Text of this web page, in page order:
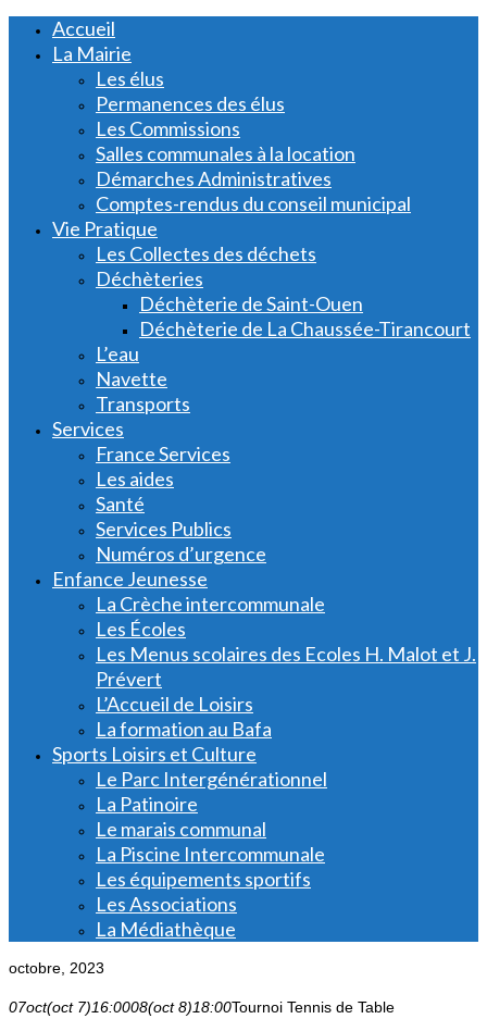
Accueil
La Mairie
Les élus
Permanences des élus
Les Commissions
Salles communales à la location
Démarches Administratives
Comptes-rendus du conseil municipal
Vie Pratique
Les Collectes des déchets
Déchèteries
Déchèterie de Saint-Ouen
Déchèterie de La Chaussée-Tirancourt
L’eau
Navette
Transports
Services
France Services
Les aides
Santé
Services Publics
Numéros d’urgence
Enfance Jeunesse
La Crèche intercommunale
Les Écoles
Les Menus scolaires des Ecoles H. Malot et J.
Prévert
L’Accueil de Loisirs
La formation au Bafa
Sports Loisirs et Culture
Le Parc Intergénérationnel
La Patinoire
Le marais communal
La Piscine Intercommunale
Les équipements sportifs
Les Associations
La Médiathèque
octobre, 2023
07oct(oct 7)16:0008(oct 8)18:00Tournoi Tennis de Table